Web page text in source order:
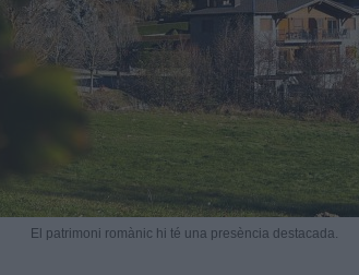
El patrimoni romànic hi té una presència destacada.